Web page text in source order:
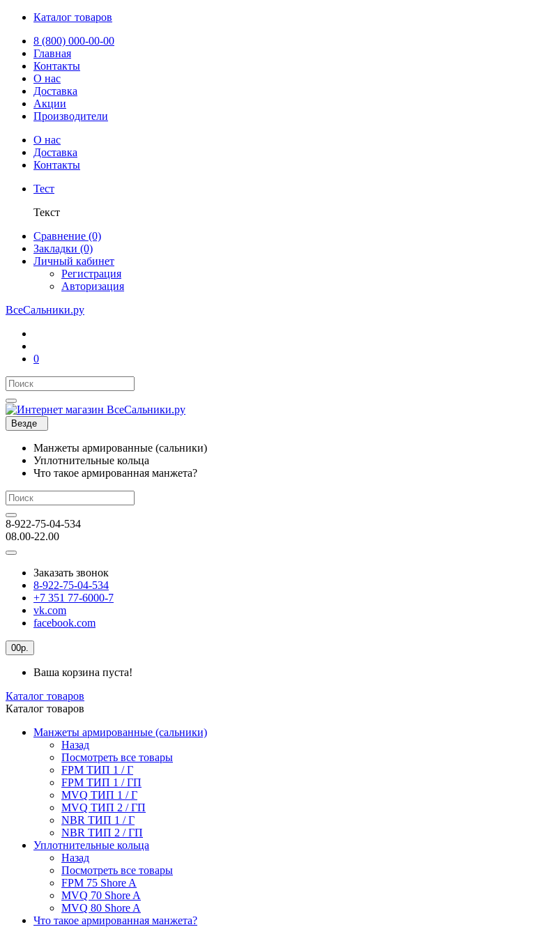
Каталог товаров
8 (800) 000-00-00
Главная
Контакты
О нас
Доставка
Акции
Производители
О нас
Доставка
Контакты
Тест
Текст
Сравнение (0)
Закладки (0)
Личный кабинет
Регистрация
Авторизация
ВсеСальники.ру
0
Везде
Манжеты армированные (сальники)
Уплотнительные кольца
Что такое армированная манжета?
8-922-75-04-534
08.00-22.00
Заказать звонок
8-922-75-04-534
+7 351 77-6000-7
vk.com
facebook.com
00р.
Ваша корзина пуста!
Каталог товаров
Каталог товаров
Манжеты армированные (сальники)
Назад
Посмотреть все товары
FPM ТИП 1 / Г
FPM ТИП 1 / ГП
MVQ ТИП 1 / Г
MVQ ТИП 2 / ГП
NBR ТИП 1 / Г
NBR ТИП 2 / ГП
Уплотнительные кольца
Назад
Посмотреть все товары
FPM 75 Shore A
MVQ 70 Shore A
MVQ 80 Shore A
Что такое армированная манжета?